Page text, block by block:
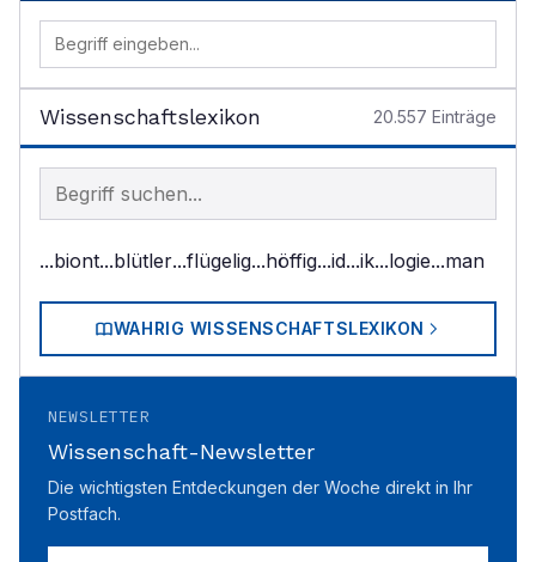
Wissenschaftslexikon 20.557 Einträge
Begriff im Lexikon suchen
...biont...blütler...flügelig...höffig...id...ik...logie...man
WAHRIG WISSENSCHAFTSLEXIKON
NEWSLETTER
Wissenschaft-Newsletter
Die wichtigsten Entdeckungen der Woche direkt in Ihr
Postfach.